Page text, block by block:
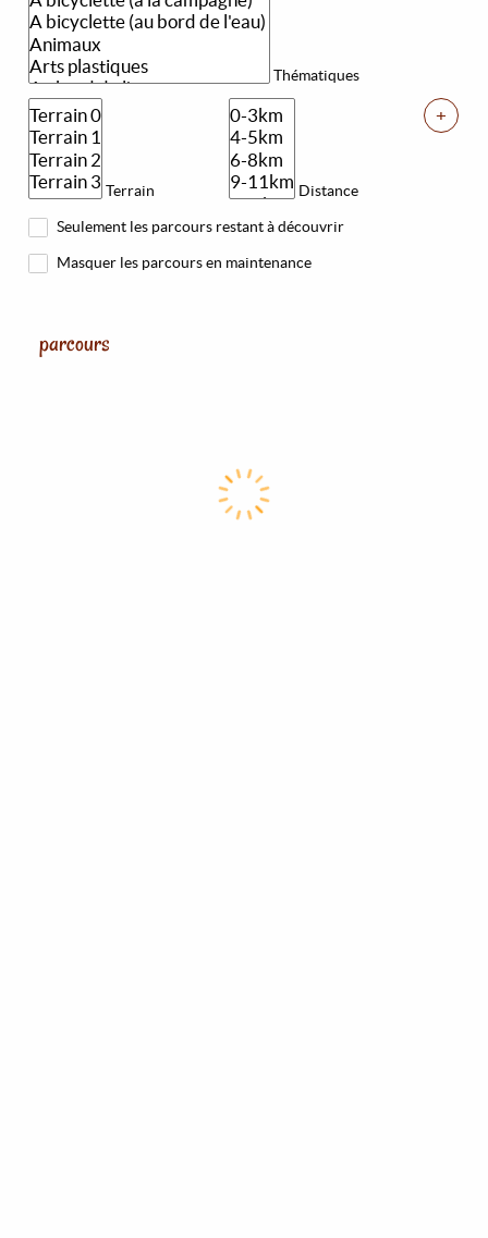
Thématiques
Terrain Distance
+
Seulement les parcours restant à découvrir
Masquer les parcours en maintenance
parcours